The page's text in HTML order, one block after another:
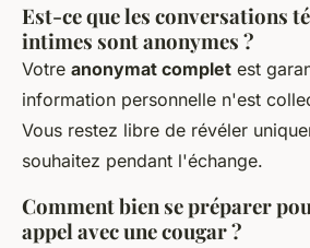
Est-ce que les conversations
intimes sont anonymes ?
Votre anonymat complet est
information personnelle n'est
Vous restez libre de révéler
souhaitez pendant l'échange.
Comment bien se préparer
appel avec une cougar ?